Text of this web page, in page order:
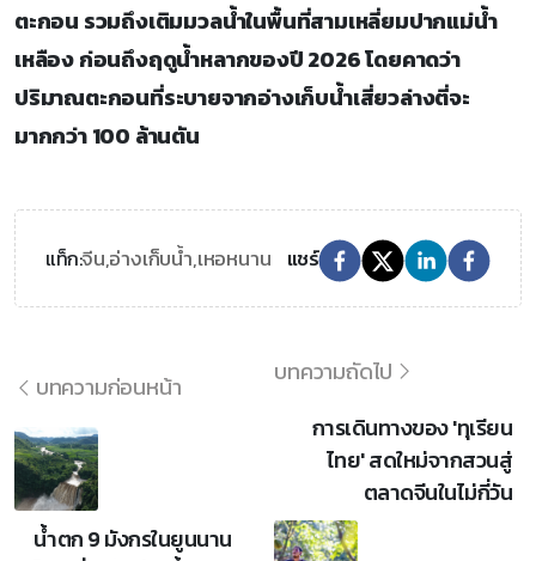
ตะกอน รวมถึงเติมมวลน้ำในพื้นที่สามเหลี่ยมปากแม่น้ำ
เหลือง ก่อนถึงฤดูน้ำหลากของปี 2026 โดยคาดว่า
ปริมาณตะกอนที่ระบายจากอ่างเก็บน้ำเสี่ยวล่างตี่จะ
มากกว่า 100 ล้านตัน
แท็ก:จีน,อ่างเก็บน้ำ,เหอหนาน แชร์
บทความก่อนหน้า
น้ำตก 9 มังกรในยูนนาน
บทความถัดไป
การเดินทางของ 'ทุเรียน
ไทย' สดใหม่จากสวนสู่
ตลาดจีนในไม่กี่วัน